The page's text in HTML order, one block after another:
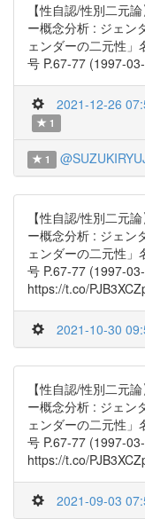
【性自認/性別二元
ー概念分析 : ジェン
ェンダーの二元性
号 P.67-77 (1997-
2021-12-26
1
1
【性自認/性別二元
ー概念分析 : ジェン
ェンダーの二元性
号 P.67-77 (1997-
https://t.co/
2021-10-30
【性自認/性別二元
ー概念分析 : ジェン
ェンダーの二元性
号 P.67-77 (1997-
https://t.co/
2021-09-03